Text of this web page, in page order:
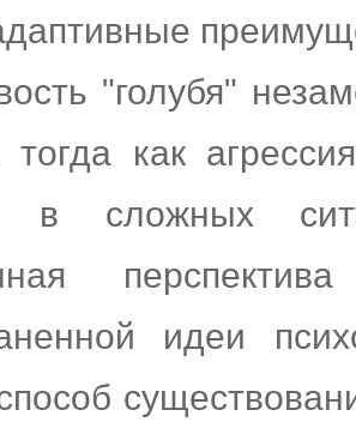
"голубя"
тогда как
в сложных
идеи